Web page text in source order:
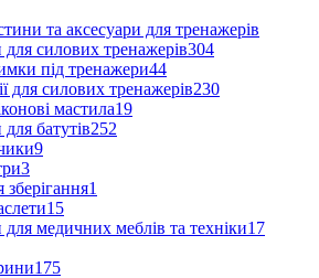
та аксесуари для тренажерів
для силових тренажерів304
під тренажери44
для силових тренажерів230
мастила19
батутів252
9
3
зберігання1
15
медичних меблів та техніки17
175